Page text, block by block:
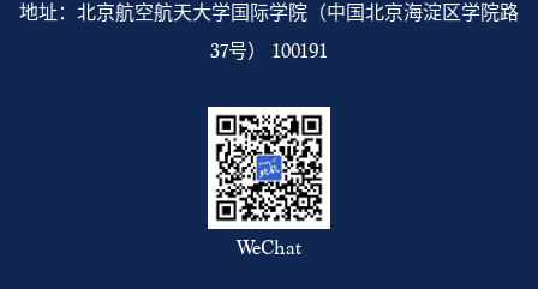
地址：北京航空航天大学国际学院（中国北京海淀区学院路
37号） 100191
WeChat